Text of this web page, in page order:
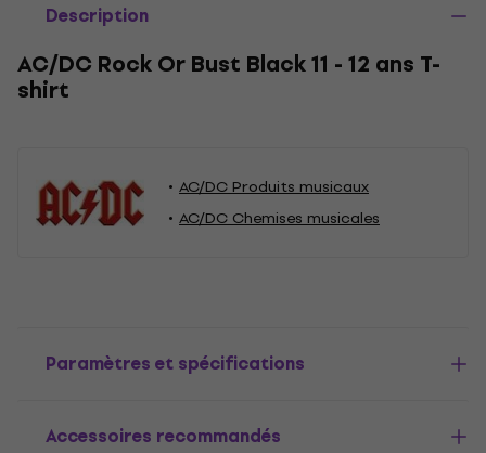
Description
AC/DC Rock Or Bust Black 11 - 12 ans T-
shirt
AC/DC Produits musicaux
AC/DC Chemises musicales
Paramètres et spécifications
Accessoires recommandés